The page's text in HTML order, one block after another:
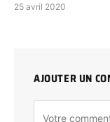
25 avril 2020
AJOUTER UN